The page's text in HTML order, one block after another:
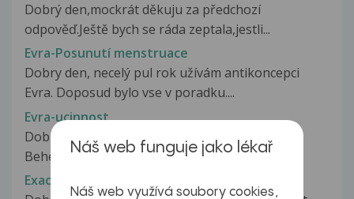
Dobrý den,mockrát děkuju za předchozí
odpověď.Ještě bych se ráda zeptala,jestli...
Evra-Posunutí menstruace
Dobry den, necelý pul rok užívám antikoncepci
Evra. Doposud bylo vse v poradku....
Evra-ucinnost
Dobry den, Den vymeny naplasti mam nedeli.
Behem soboty jsem naplast mela nalepenou...
Exacerbace astmatu
Náš web funguje jako lékař
Náš web využívá soubory cookies,